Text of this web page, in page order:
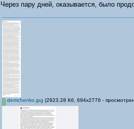
Через пару дней, оказывается, было
demchenko.jpg (2923.28 Кб, 694x2776 -